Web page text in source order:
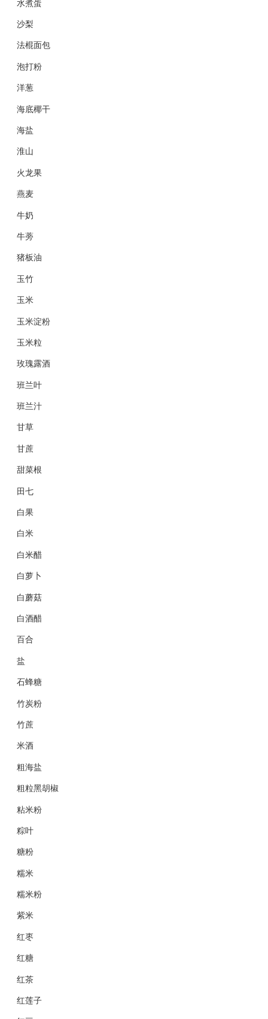
水煮蛋
沙梨
法棍面包
泡打粉
洋葱
海底椰干
海盐
淮山
火龙果
燕麦
牛奶
牛蒡
猪板油
玉竹
玉米
玉米淀粉
玉米粒
玫瑰露酒
班兰叶
班兰汁
甘草
甘蔗
甜菜根
田七
白果
白米
白米醋
白萝卜
白蘑菇
白酒醋
百合
盐
石蜂糖
竹炭粉
竹蔗
米酒
粗海盐
粗粒黑胡椒
粘米粉
粽叶
糖粉
糯米
糯米粉
紫米
红枣
红糖
红茶
红莲子